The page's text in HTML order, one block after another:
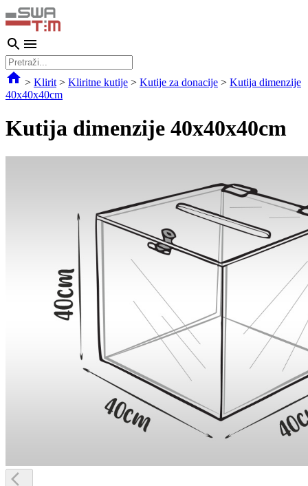
> Klirit > Kliritne kutije > Kutije za donacije > Kutija dimenzije
40x40x40cm
Kutija dimenzije 40x40x40cm